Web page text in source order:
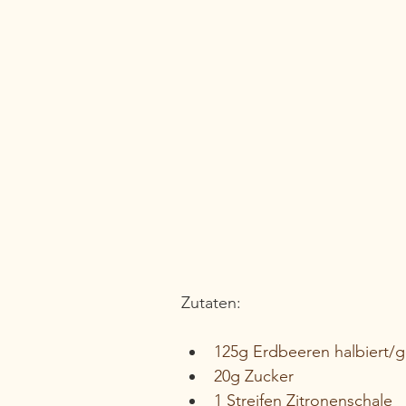
Zutaten:
125g Erdbeeren halbiert/
20g Zucker
1 Streifen Zitronenschale